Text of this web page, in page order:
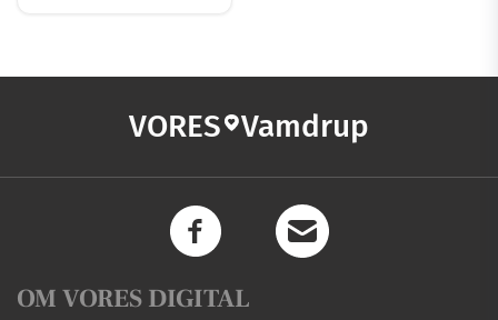
VORES Vamdrup
OM VORES DIGITAL